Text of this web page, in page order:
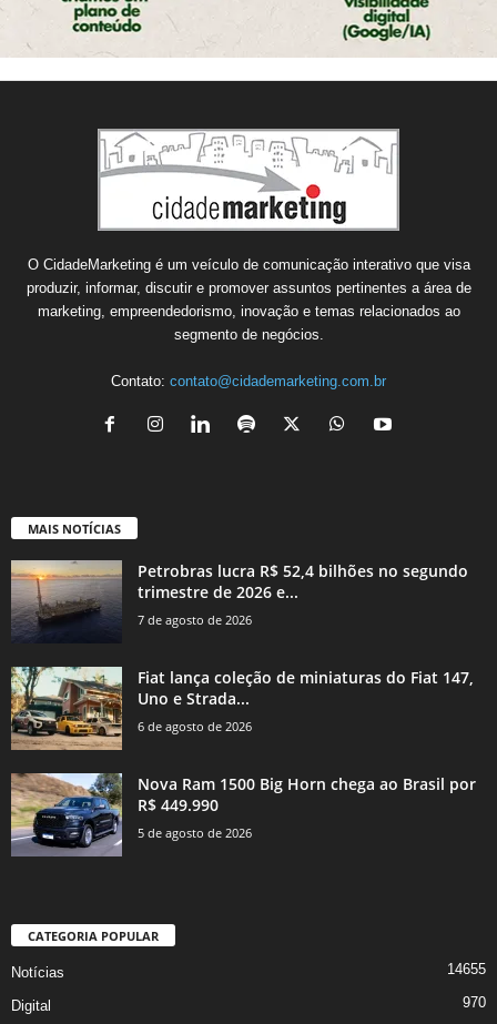
O CidadeMarketing é um veículo de comunicação interativo que visa
produzir, informar, discutir e promover assuntos pertinentes a área de
marketing, empreendedorismo, inovação e temas relacionados ao
segmento de negócios.
Contato: contato@cidademarketing.com.br
MAIS NOTÍCIAS
Petrobras lucra R$ 52,4 bilhões no segundo
trimestre de 2026 e...
7 de agosto de 2026
Fiat lança coleção de miniaturas do Fiat 147,
Uno e Strada...
6 de agosto de 2026
Nova Ram 1500 Big Horn chega ao Brasil por
R$ 449.990
5 de agosto de 2026
CATEGORIA POPULAR
Notícias 14655
Digital 970